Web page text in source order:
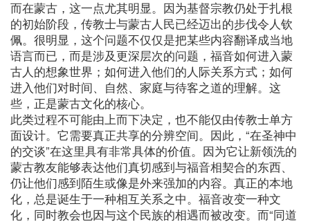
而在蒙古，这一点尤其明显。因为基督宗教仍处于扎根
的初始阶段，传教士与蒙古人民已经迈出的步伐令人钦
佩。很明显，这个问题不仅仅是把某些内容翻译成当地
语言而已，而是涉及更深层次的问题，福音如何进入蒙
古人的想象世界；如何进入他们的人际关系方式；如何
进入他们对时间、自然、家庭与待客之道的理解。这
些，正是蒙古文化的核心。
此类过程不可能由上而下决定，也不能仅由传教士单方
面设计。它需要真正共享的分辨空间。因此，“在圣神中
的交谈”在这里具有非常具体的价值。因为它让新领洗的
蒙古教友能够表达他们真切感到与福音相契合的东西、
仍让他们感到陌生或像是外来强加的内容。真正的本地
化，总是诞生于一种相互关系之中。福音改变一种文
化，同时教会也因与这个民族的相遇而被改变。而“同道